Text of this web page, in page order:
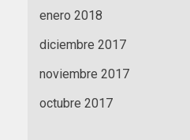
enero 2018
diciembre 2017
noviembre 2017
octubre 2017